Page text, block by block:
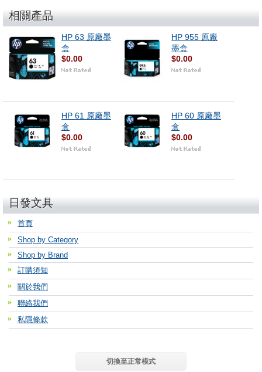
相關產品
HP 63 原廠墨
盒
$0.00
HP 955 原廠
墨盒
$0.00
HP 61 原廠墨
盒
$0.00
HP 60 原廠墨
盒
$0.00
日發文具
首頁
Shop by Category
Shop by Brand
訂購須知
關於我們
聯絡我們
私隱條款
切換至正常模式